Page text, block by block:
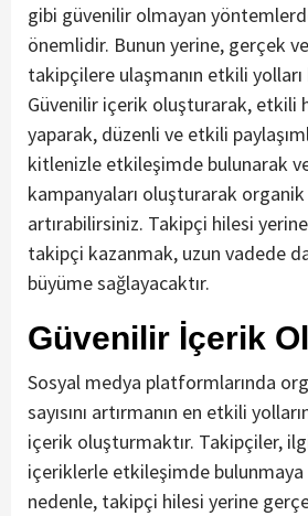
gibi güvenilir olmayan
önemlidir. Bunun yerine, gerçek
takipçilere ulaşmanın etkili
Güvenilir içerik oluşturarak, etkili
yaparak, düzenli ve etkili
kitlenizle etkileşimde bulunarak
kampanyaları oluşturarak organik
artırabilirsiniz. Takipçi hilesi
takipçi kazanmak, uzun vadede
büyüme sağlayacaktır.
Güvenilir İçerik
Sosyal medya platformlarında
sayısını artırmanın en etkili
içerik oluşturmaktır. Takipçiler,
içeriklerle etkileşimde bulunmaya
nedenle, takipçi hilesi yerine